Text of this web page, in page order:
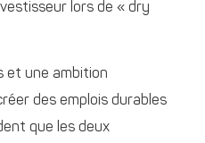
lors de « dry
et une ambition
des emplois durables
que les deux